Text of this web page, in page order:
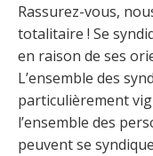
Rassurez-vous,
totalitaire ! Se
en raison de ses
L’ensemble des
particulièrement
l’ensemble des
peuvent se